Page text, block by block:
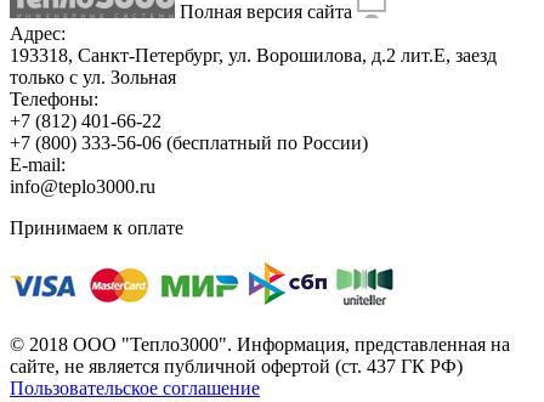
Полная версия сайта
Адрес:
193318, Санкт-Петербург, ул. Ворошилова, д.2 лит.Е, заезд
только с ул. Зольная
Телефоны:
+7 (812) 401-66-22
+7 (800) 333-56-06 (бесплатный по России)
E-mail:
info@teplo3000.ru
Принимаем к оплате
© 2018 ООО "Тепло3000". Информация, представленная на
сайте, не является публичной офертой (ст. 437 ГК РФ)
Пользовательское соглашение